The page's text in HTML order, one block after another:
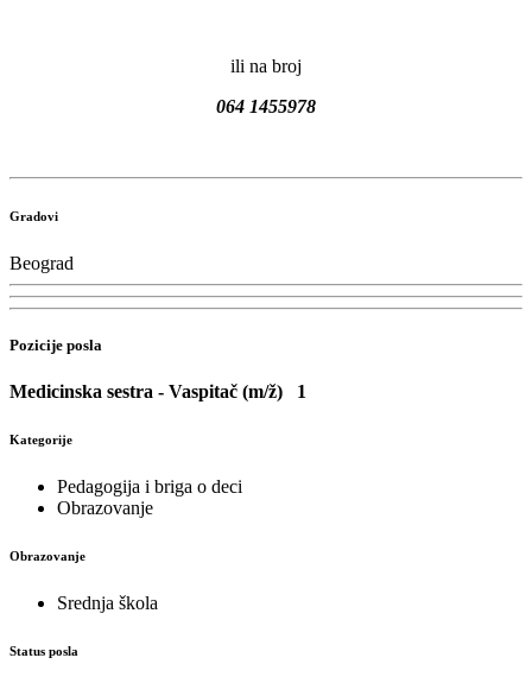
ili na broj
064 1455978
Gradovi
Beograd
Pozicije posla
Medicinska sestra - Vaspitač (m/ž) 1
Kategorije
Pedagogija i briga o deci
Obrazovanje
Obrazovanje
Srednja škola
Status posla